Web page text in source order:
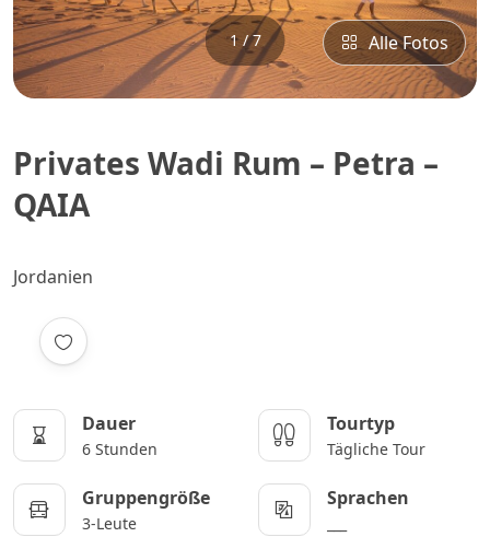
1 / 7 Alle Fotos
Privates Wadi Rum – Petra –
QAIA
Jordanien
Dauer
6 Stunden
Tourtyp
Tägliche Tour
Gruppengröße
3-Leute
Sprachen